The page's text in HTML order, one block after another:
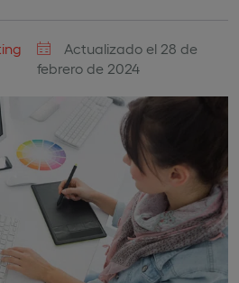
Actualizado el 28 de
febrero de 2024